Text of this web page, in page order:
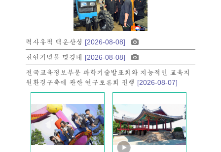
력사유적 백운산성 [2026-08-08]
천연기념물 명경대 [2026-08-08]
전국교육정보부문 과학기술발표회와 지능적인 교육지
원환경구축에 관한 연구토론회 진행 [2026-08-07]